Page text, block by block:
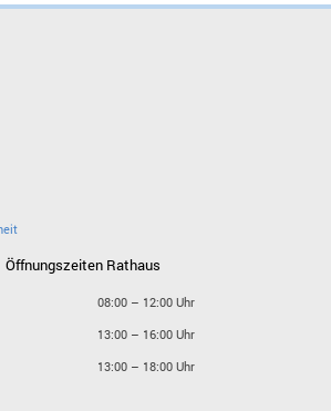
Öffnungszeiten Rathaus
08:00 – 12:00 Uhr
13:00 – 16:00 Uhr
13:00 – 18:00 Uhr